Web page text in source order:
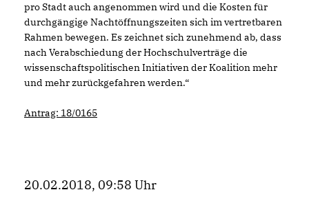
pro Stadt auch angenommen wird und die Kosten für
durchgängige Nachtöffnungszeiten sich im vertretbaren
Rahmen bewegen. Es zeichnet sich zunehmend ab, dass
nach Verabschiedung der Hochschulverträge die
wissenschaftspolitischen Initiativen der Koalition mehr
und mehr zurückgefahren werden.“
Antrag: 18/0165
20.02.2018, 09:58 Uhr